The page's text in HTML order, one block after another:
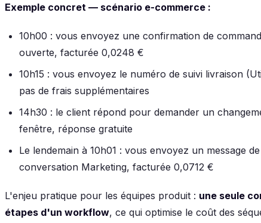
Exemple concret — scénario e-commerce :
10h00 : vous envoyez une confirmation de
ouverte, facturée 0,0248 €
10h15 : vous envoyez le numéro de suivi livraison
pas de frais supplémentaires
14h30 : le client répond pour demander un
fenêtre, réponse gratuite
Le lendemain à 10h01 : vous envoyez un message
conversation Marketing, facturée 0,0712 €
L'enjeu pratique pour les équipes produit : une seule
étapes d'un workflow, ce qui optimise le coût des